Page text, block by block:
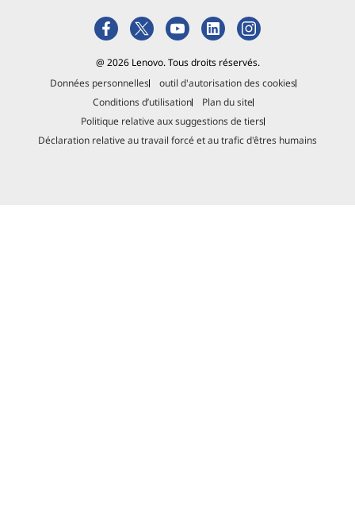
a
c
e
b
o
w
t
t
e
n
t
a
g
o
u
T
u
b
i
n
k
e
d
@ 2026 Lenovo. Tous droits réservés.
Données personnelles
outil d'autorisation des cookies
Conditions d’utilisation
Plan du site
Politique relative aux suggestions de tiers
Déclaration relative au travail forcé et au trafic d'êtres humains